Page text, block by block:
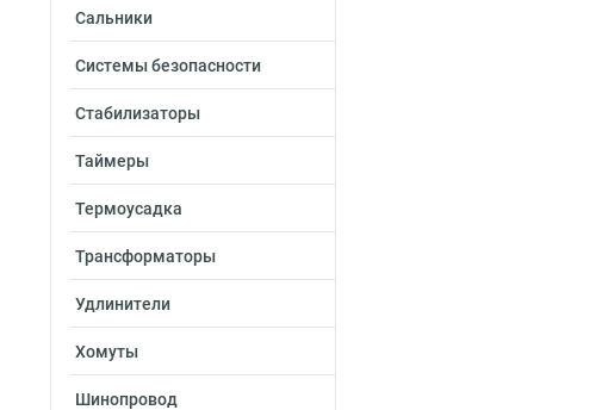
Сальники
Системы безопасности
Стабилизаторы
Таймеры
Термоусадка
Трансформаторы
Удлинители
Хомуты
Шинопровод